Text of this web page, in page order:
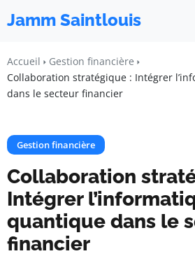
Jamm Saintlouis
Accueil
Gestion financière
Collaboration stratégique : Intégrer
dans le secteur financier
Gestion financière
Collaboration
Intégrer
quantique dans le
financier